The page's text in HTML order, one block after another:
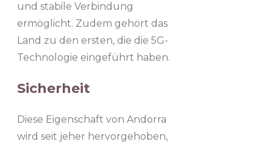
und stabile Verbindung
ermöglicht. Zudem gehört das
Land zu den ersten, die die 5G-
Technologie eingeführt haben.
Sicherheit
Diese Eigenschaft von Andorra
wird seit jeher hervorgehoben,